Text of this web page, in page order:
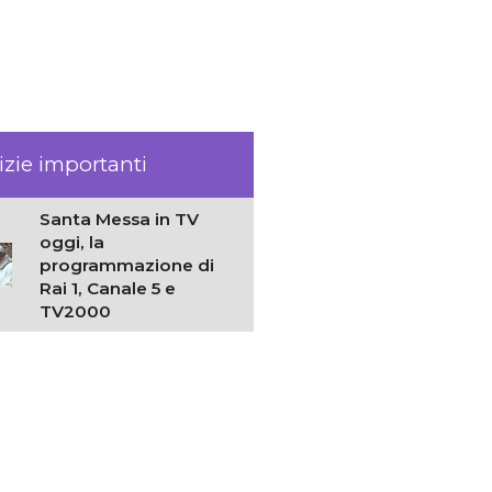
importanti
Santa Messa in TV
oggi, la
programmazione di
Rai 1, Canale 5 e
TV2000